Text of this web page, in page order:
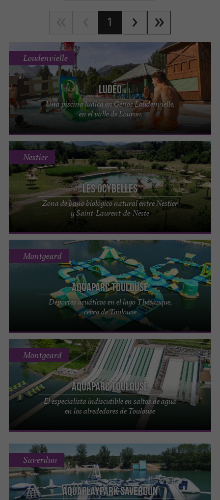
1
Ludéo
Una piscina lúdica en Génos Loudenvielle,
en el valle de Louron
Loudenvielle
Les Ocybelles
Zona de baño biológico natural entre Nestier
y Saint-Laurent-de-Neste
Nestier
Aquaparc Toulouse
Deportes acuáticos en el lago Thésauque,
cerca de Toulouse
Montgeard
Aquaparc Toulouse
El especialista indiscutible en saltos de agua
en los alrededores de Toulouse
Montgeard
Aquaplaypark Saverdun
Saverdun